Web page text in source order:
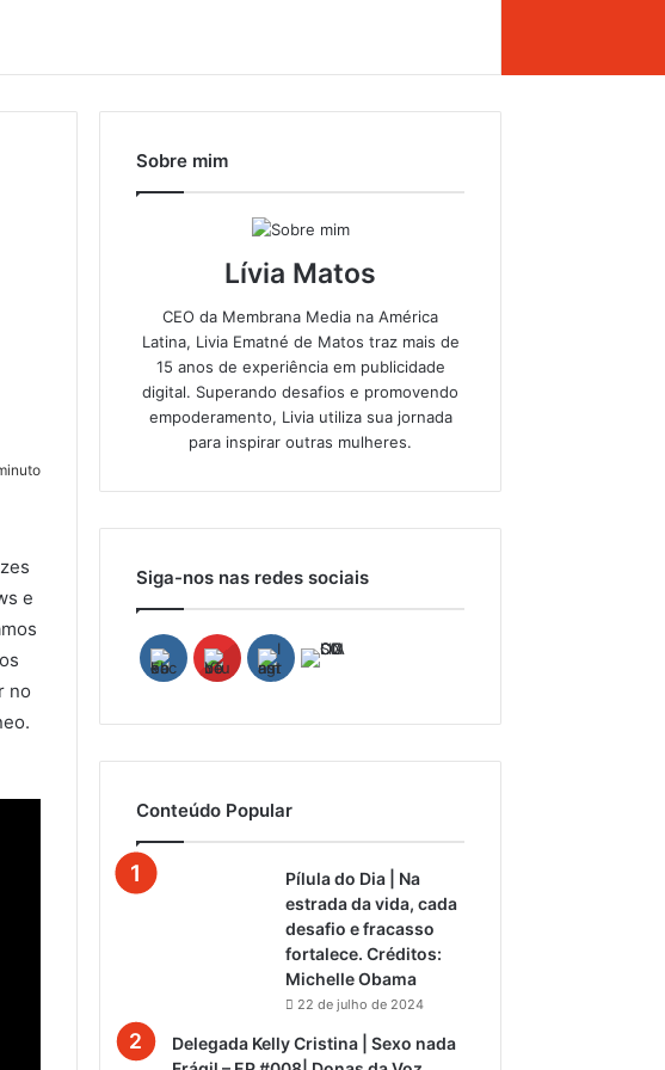
e
no
Sobre mim
Lívia Matos
CEO da Membrana Media na América
Latina, Livia Ematné de Matos traz mais de
15 anos de experiência em publicidade
digital. Superando desafios e promovendo
empoderamento, Livia utiliza sua jornada
para inspirar outras mulheres.
Siga-nos nas redes sociais
Conteúdo Popular
Pílula do Dia | Na
estrada da vida, cada
desafio e fracasso
fortalece. Créditos:
Michelle Obama
22 de julho de 2024
Delegada Kelly Cristina | Sexo nada